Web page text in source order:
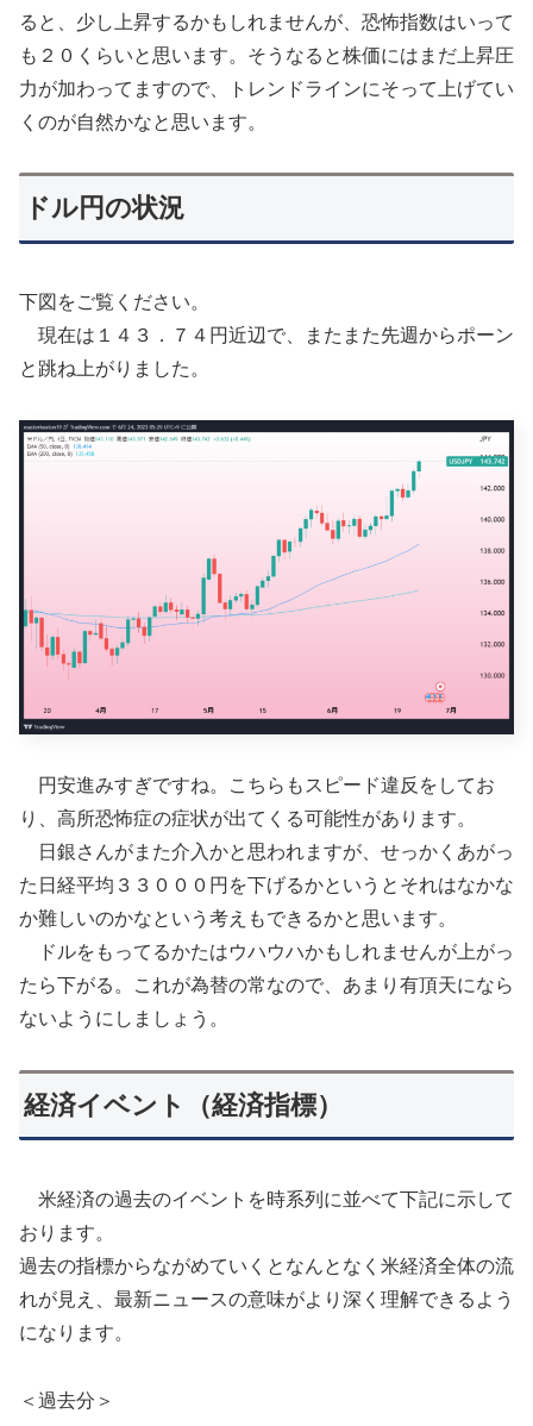
ると、少し上昇するかもしれませんが、恐怖指数はいって
も２０くらいと思います。そうなると株価にはまだ上昇圧
力が加わってますので、トレンドラインにそって上げてい
くのが自然かなと思います。
ドル円の状況
下図をご覧ください。
現在は１４３．７４円近辺で、またまた先週からポーン
と跳ね上がりました。
円安進みすぎですね。こちらもスピード違反をしてお
り、高所恐怖症の症状が出てくる可能性があります。
日銀さんがまた介入かと思われますが、せっかくあがっ
た日経平均３３０００円を下げるかというとそれはなかな
か難しいのかなという考えもできるかと思います。
ドルをもってるかたはウハウハかもしれませんが上がっ
たら下がる。これが為替の常なので、あまり有頂天になら
ないようにしましょう。
経済イベント（経済指標）
米経済の過去のイベントを時系列に並べて下記に示して
おります。
過去の指標からながめていくとなんとなく米経済全体の流
れが見え、最新ニュースの意味がより深く理解できるよう
になります。
＜過去分＞